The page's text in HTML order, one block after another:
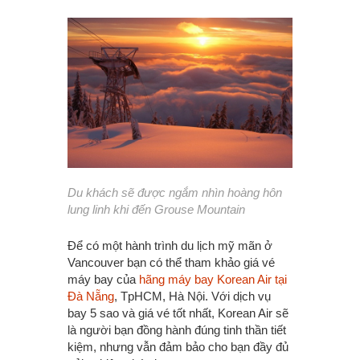
Du khách sẽ được ngắm nhìn hoàng hôn
lung linh khi đến Grouse Mountain
Để có một hành trình du lịch mỹ mãn ở
Vancouver bạn có thể tham khảo giá vé
máy bay của hãng máy bay Korean Air tại
Đà Nẵng, TpHCM, Hà Nội. Với dịch vụ
bay 5 sao và giá vé tốt nhất, Korean Air sẽ
là người bạn đồng hành đúng tinh thần tiết
kiệm, nhưng vẫn đảm bảo cho bạn đầy đủ